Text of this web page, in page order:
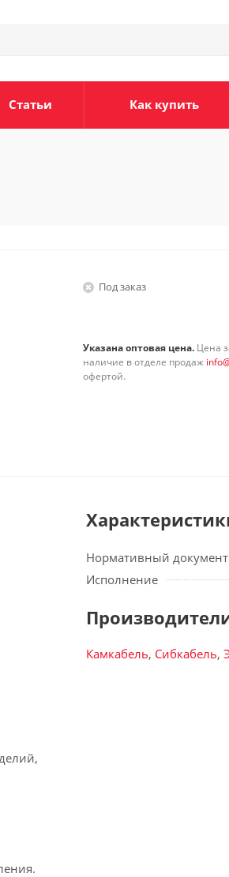
Статьи Как купить
Под заказ
Указана оптовая цена. Цена
наличие в отделе продаж
офертой.
Нормативный документ
Исполнение
Камкабель, Сибкабель,